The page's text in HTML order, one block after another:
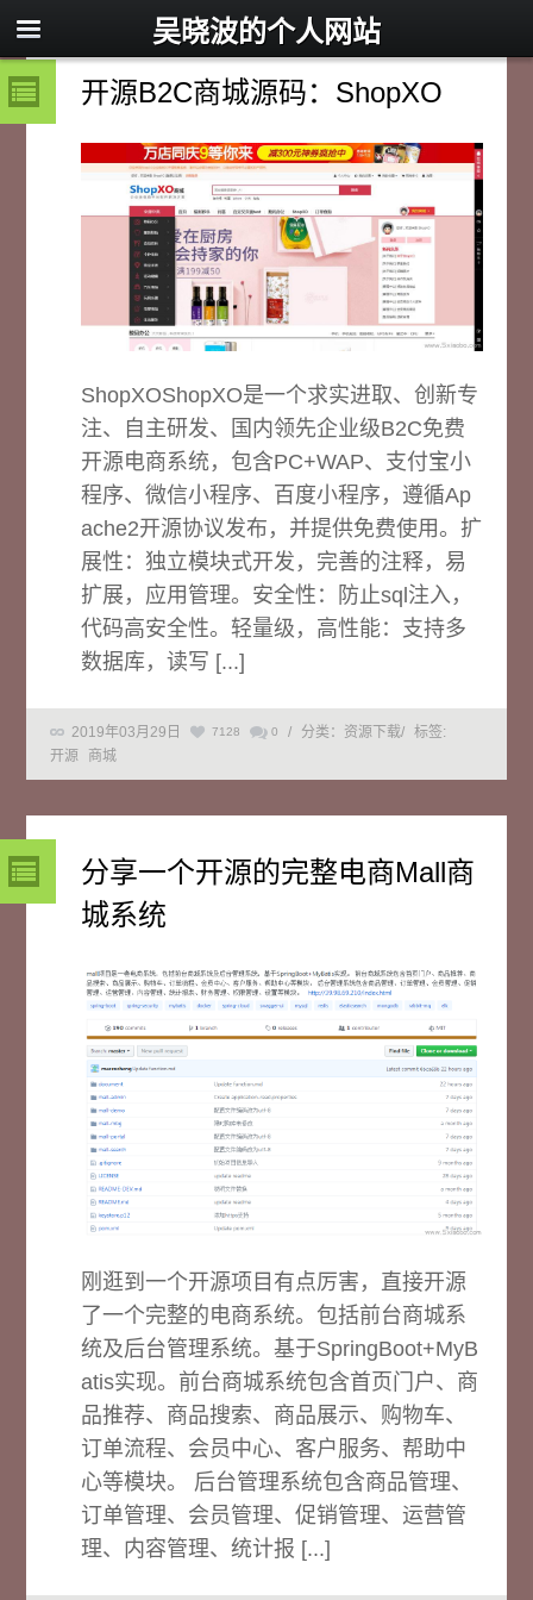
吴晓波的个人网站
开源B2C商城源码：ShopXO
ShopXOShopXO是一个求实进取、创新专
注、自主研发、国内领先企业级B2C免费
开源电商系统，包含PC+WAP、支付宝小
程序、微信小程序、百度小程序，遵循Ap
ache2开源协议发布，并提供免费使用。扩
展性：独立模块式开发，完善的注释，易
扩展，应用管理。安全性：防止sql注入，
代码高安全性。轻量级，高性能：支持多
数据库，读写 [...]
2019年03月29日 7128 0 / 分类：资源下载/
标签:
开源
商城
分享一个开源的完整电商Mall商
城系统
刚逛到一个开源项目有点厉害，直接开源
了一个完整的电商系统。包括前台商城系
统及后台管理系统。基于SpringBoot+MyB
atis实现。前台商城系统包含首页门户、商
品推荐、商品搜索、商品展示、购物车、
订单流程、会员中心、客户服务、帮助中
心等模块。 后台管理系统包含商品管理、
订单管理、会员管理、促销管理、运营管
理、内容管理、统计报 [...]